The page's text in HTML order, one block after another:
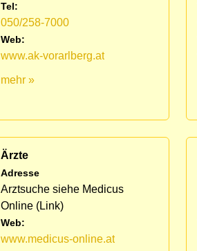
Tel:
050/258-7000
Web:
www.ak-vorarlberg.at
mehr »
Ärzte
Adresse
Arztsuche siehe Medicus
Online (Link)
Web:
www.medicus-online.at